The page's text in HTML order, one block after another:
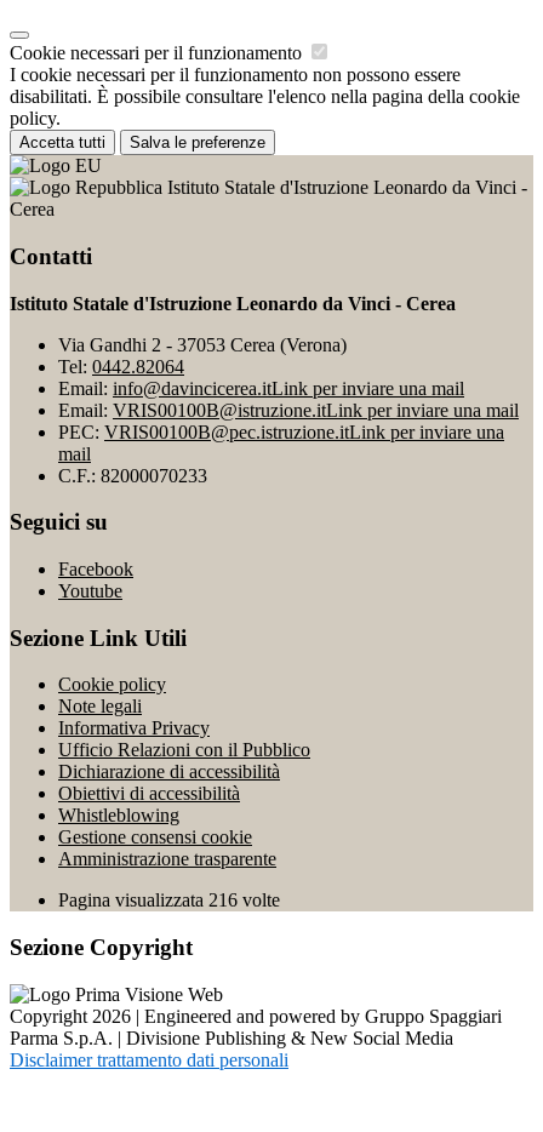
Cookie necessari per il funzionamento
I cookie necessari per il funzionamento non possono essere
disabilitati. È possibile consultare l'elenco nella pagina della cookie
policy.
Accetta tutti Salva le preferenze
Istituto Statale d'Istruzione Leonardo da Vinci -
Cerea
Contatti
Istituto Statale d'Istruzione Leonardo da Vinci - Cerea
Via Gandhi 2 - 37053 Cerea (Verona)
Tel: 0442.82064
Email: info@davincicerea.itLink per inviare una mail
Email: VRIS00100B@istruzione.itLink per inviare una mail
PEC: VRIS00100B@pec.istruzione.itLink per inviare una
mail
C.F.: 82000070233
Seguici su
Facebook
Youtube
Sezione Link Utili
Cookie policy
Note legali
Informativa Privacy
Ufficio Relazioni con il Pubblico
Dichiarazione di accessibilità
Obiettivi di accessibilità
Whistleblowing
Gestione consensi cookie
Amministrazione trasparente
Pagina visualizzata 216 volte
Sezione Copyright
Copyright 2026 | Engineered and powered by Gruppo Spaggiari
Parma S.p.A. | Divisione Publishing & New Social Media
Disclaimer trattamento dati personali